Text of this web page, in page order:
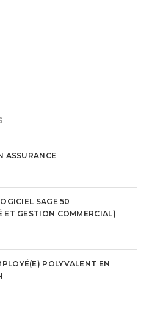
ASSURANCE
SAGE 50
ET GESTION COMMERCIAL)
POLYVALENT EN